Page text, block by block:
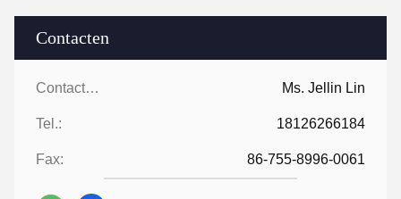
Contacten
Contacten: Ms. Jellin Lin
Tel.: 18126266184
Fax: 86-755-8996-0061